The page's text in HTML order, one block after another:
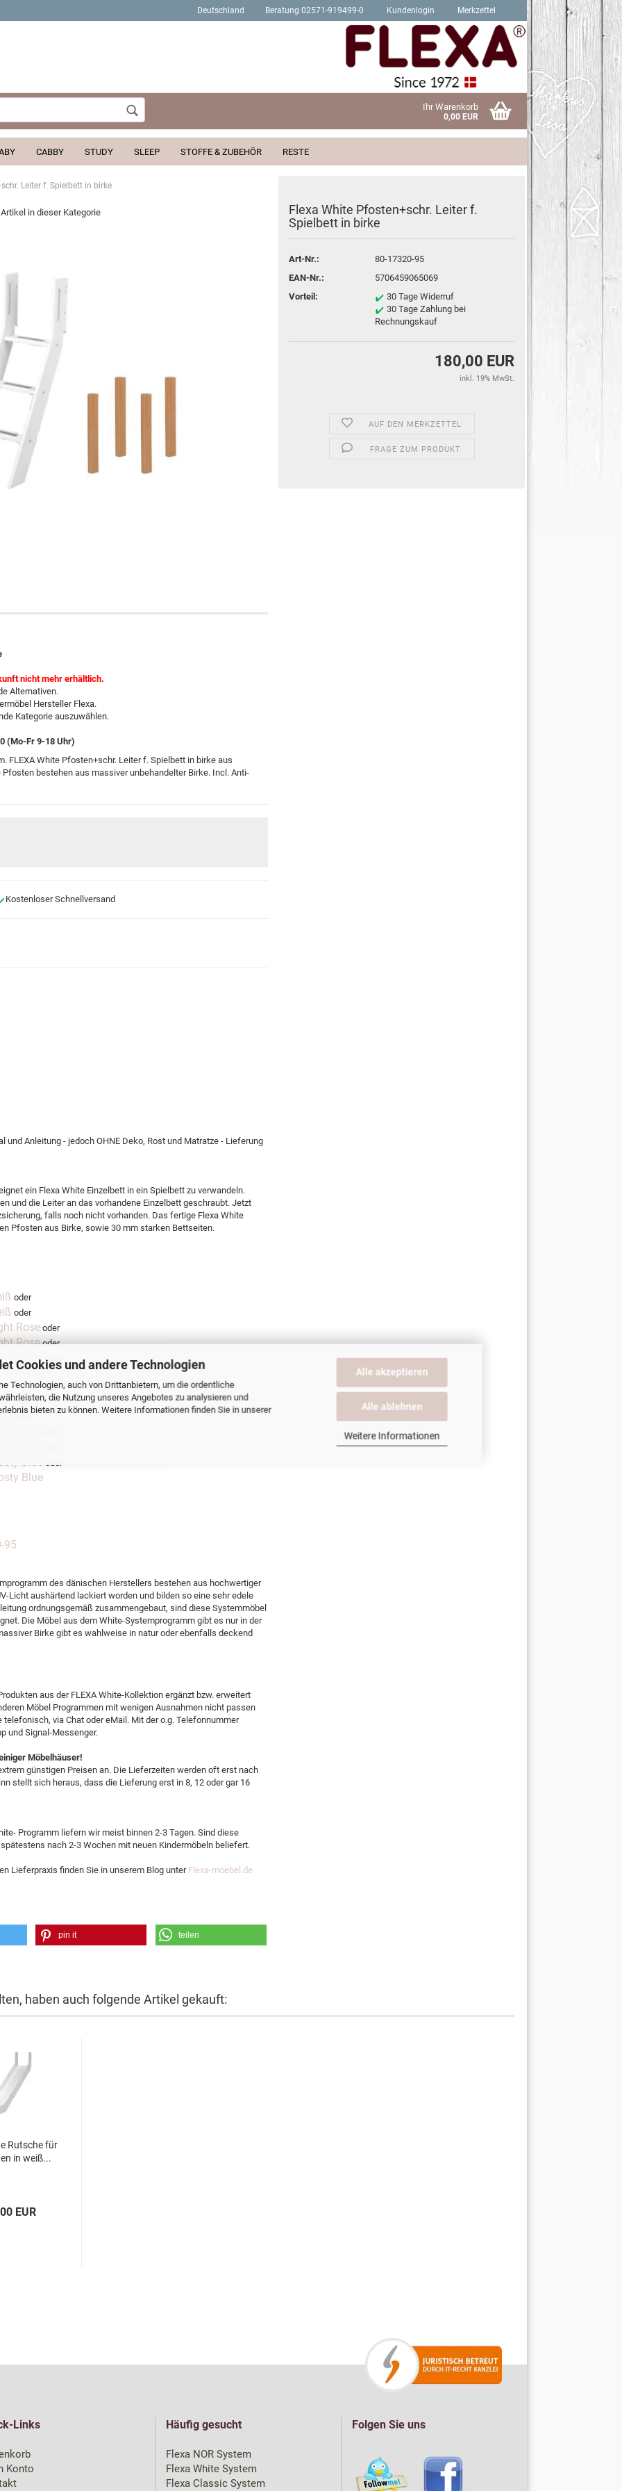
Cookies und andere Technologien
Technologien, auch von Drittanbietern, um die ordentliche
die Nutzung unseres Angebotes zu analysieren und
bieten zu können. Weitere Informationen finden Sie in unserer
Alle akzeptieren
Alle ablehnen
Weitere Informationen
Deutschland Beratung 02571-919499-0 Kundenlogin
Konto erstellen
Passwort vergessen?
Merkzettel
Ihr Warenkorb
0,00 EUR
CABBY STUDY SLEEP STOFFE & ZUBEHÖR RESTE
Schrauben für Hit Produkte
Leiter f. Spielbett in birke
Artikel in dieser Kategorie
Flexa White Pfosten+schr. Leiter f.
Spielbett in birke
Art-Nr.:
80-17320-95
EAN-Nr.:
5706459065069
Vorteil:
30 Tage Widerruf
30 Tage Zahlung bei
Rechnungskauf
180,00 EUR
inkl. 19% MwSt.
AUF DEN MERKZETTEL
FRAGE ZUM PRODUKT
nicht mehr erhältlich.
Alternativen.
Hersteller Flexa.
Kategorie auszuwählen.
(Mo-Fr 9-18 Uhr)
FLEXA White Pfosten+schr. Leiter f. Spielbett in birke aus
bestehen aus massiver unbehandelter Birke. Incl. Anti-
Kostenloser Schnellversand
Anleitung - jedoch OHNE Deko, Rost und Matratze - Lieferung
ein Flexa White Einzelbett in ein Spielbett zu verwandeln.
und die Leiter an das vorhandene Einzelbett geschraubt. Jetzt
falls noch nicht vorhanden. Das fertige Flexa White
Pfosten aus Birke, sowie 30 mm starken Bettseiten.
oder
oder
Rose oder
Roseoder
Blue oder
Blue
oder
Rose
Rose
Blue oder
Blue
95
des dänischen Herstellers bestehen aus hochwertiger
Licht aushärtend lackiert worden und bilden so eine sehr edele
ordnungsgemäß zusammengebaut, sind diese Systemmöbel
Die Möbel aus dem White-Systemprogramm gibt es nur in der
Birke gibt es wahlweise in natur oder ebenfalls deckend
aus der FLEXA White-Kollektion ergänzt bzw. erweitert
Möbel Programmen mit wenigen Ausnahmen nicht passen
via Chat oder eMail. Mit der o.g. Telefonnummer
und Signal-Messenger.
Möbelhäuser!
günstigen Preisen an. Die Lieferzeiten werden oft erst nach
stellt sich heraus, dass die Lieferung erst in 8, 12 oder gar 16
Programm liefern wir meist binnen 2-3 Tagen. Sind diese
nach 2-3 Wochen mit neuen Kindermöbeln beliefert.
Lieferpraxis finden Sie in unserem Blog unter Flexa-moebel.de
pin it teilen
haben auch folgende Artikel gekauft:
Rutsche für
in weiß...
EUR
Links
Konto
Häufig gesucht
Flexa NOR System
Flexa White System
Flexa Classic System
Folgen Sie uns